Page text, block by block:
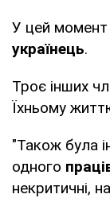
У цей
українець.
Троє інших
Їхньому
"Також була
одного
некритичні,